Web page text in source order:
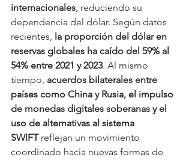
internacionales, reduciendo su
dependencia del dólar. Según datos
recientes, la proporción del dólar en
reservas globales ha caído del 59% al
54% entre 2021 y 2023. Al mismo
tiempo, acuerdos bilaterales entre
países como China y Rusia, el impulso
de monedas digitales soberanas y el
uso de alternativas al sistema
SWIFT reflejan un movimiento
coordinado hacia nuevas formas de